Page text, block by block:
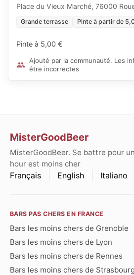
Place du Vieux Marché, 76000
Grande terrasse Pinte à partir de
Pinte à 5,00 €
Ajouté par la communauté. Les
être incorrectes
MisterGoodBeer
MisterGoodBeer. Se battre pour
hour est moins cher
Français English Italiano
BARS PAS CHERS EN FRANCE
Bars les moins chers de Grenoble
Bars les moins chers de Lyon
Bars les moins chers de Rennes
Bars les moins chers de Strasbourg